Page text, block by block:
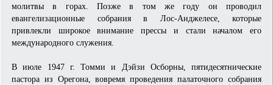
молитвы в горах. Позже в том же году он проводил
евангелизационные собрания в Лос-Анджелесе, которые
привлекли широкое внимание прессы и стали началом его
международного служения.
В июле 1947 г. Томми и Дэйзи Осборны, пятидесятнические
пастора из Орегона, вовремя проведения палаточного собрания